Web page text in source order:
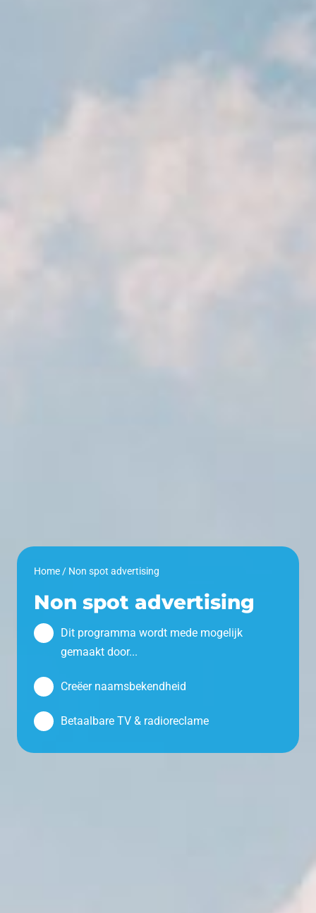
Home/ Non spot advertising
Non spot advertising
Dit programma wordt mede mogelijk
gemaakt door...
Creëer naamsbekendheid
Betaalbare TV & radioreclame